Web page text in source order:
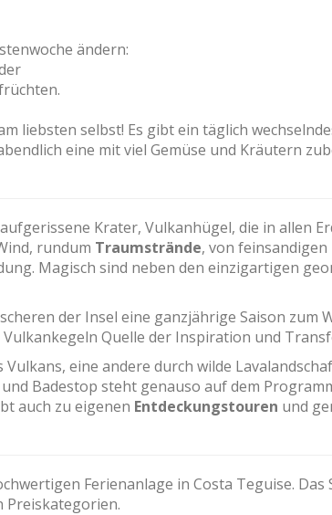
ändern:
liebsten selbst! Es gibt ein täglich
eine mit viel Gemüse und Kräutern
Krater, Vulkanhügel, die in allen
rundum Traumstrände, von
Magisch sind neben den einzigartigen
der Insel eine ganzjährige Saison zum
Quelle der Inspiration und
eine andere durch wilde
Badestop steht genauso auf dem
auch zu eigenen Entdeckungstouren und
Ferienanlage in Costa Teguise.
Preiskategorien.